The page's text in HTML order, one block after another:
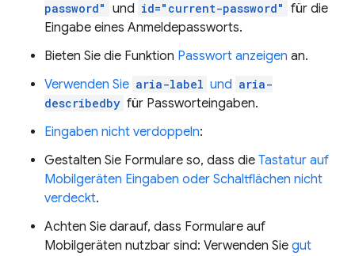
password" und id="current-password" für die
Eingabe eines Anmeldepassworts.
Bieten Sie die Funktion Passwort anzeigen an.
Verwenden Sie aria-label und aria-
describedby für Passworteingaben.
Eingaben nicht verdoppeln:
Gestalten Sie Formulare so, dass die Tastatur auf
Mobilgeräten Eingaben oder Schaltflächen nicht
verdeckt.
Achten Sie darauf, dass Formulare auf
Mobilgeräten nutzbar sind: Verwenden Sie gut